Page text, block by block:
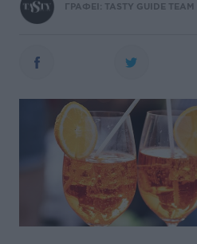
ΓΡΑΦΕΙ: TASTY GUIDE TEAM